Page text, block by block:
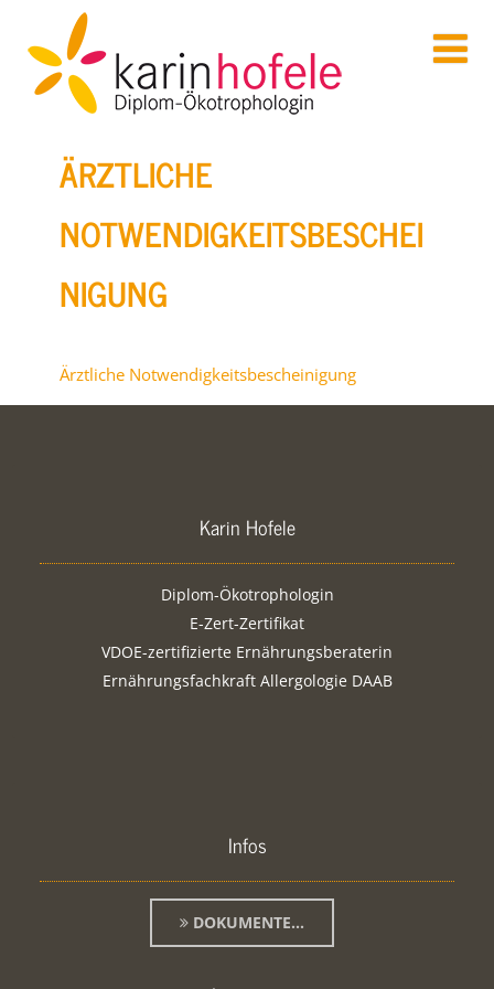
ÄRZTLICHE
NOTWENDIGKEITSBESCHEI
NIGUNG
Ärztliche Notwendigkeitsbescheinigung
Karin Hofele
Diplom-Ökotrophologin
E-Zert-Zertifikat
VDOE-zertifizierte Ernährungsberaterin
Ernährungsfachkraft Allergologie DAAB
Infos
DOKUMENTE...